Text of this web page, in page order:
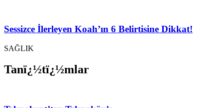
Sessizce İlerleyen Koah’ın 6 Belirtisine Dikkat!
SAĞLIK
Tanï¿½tï¿½mlar